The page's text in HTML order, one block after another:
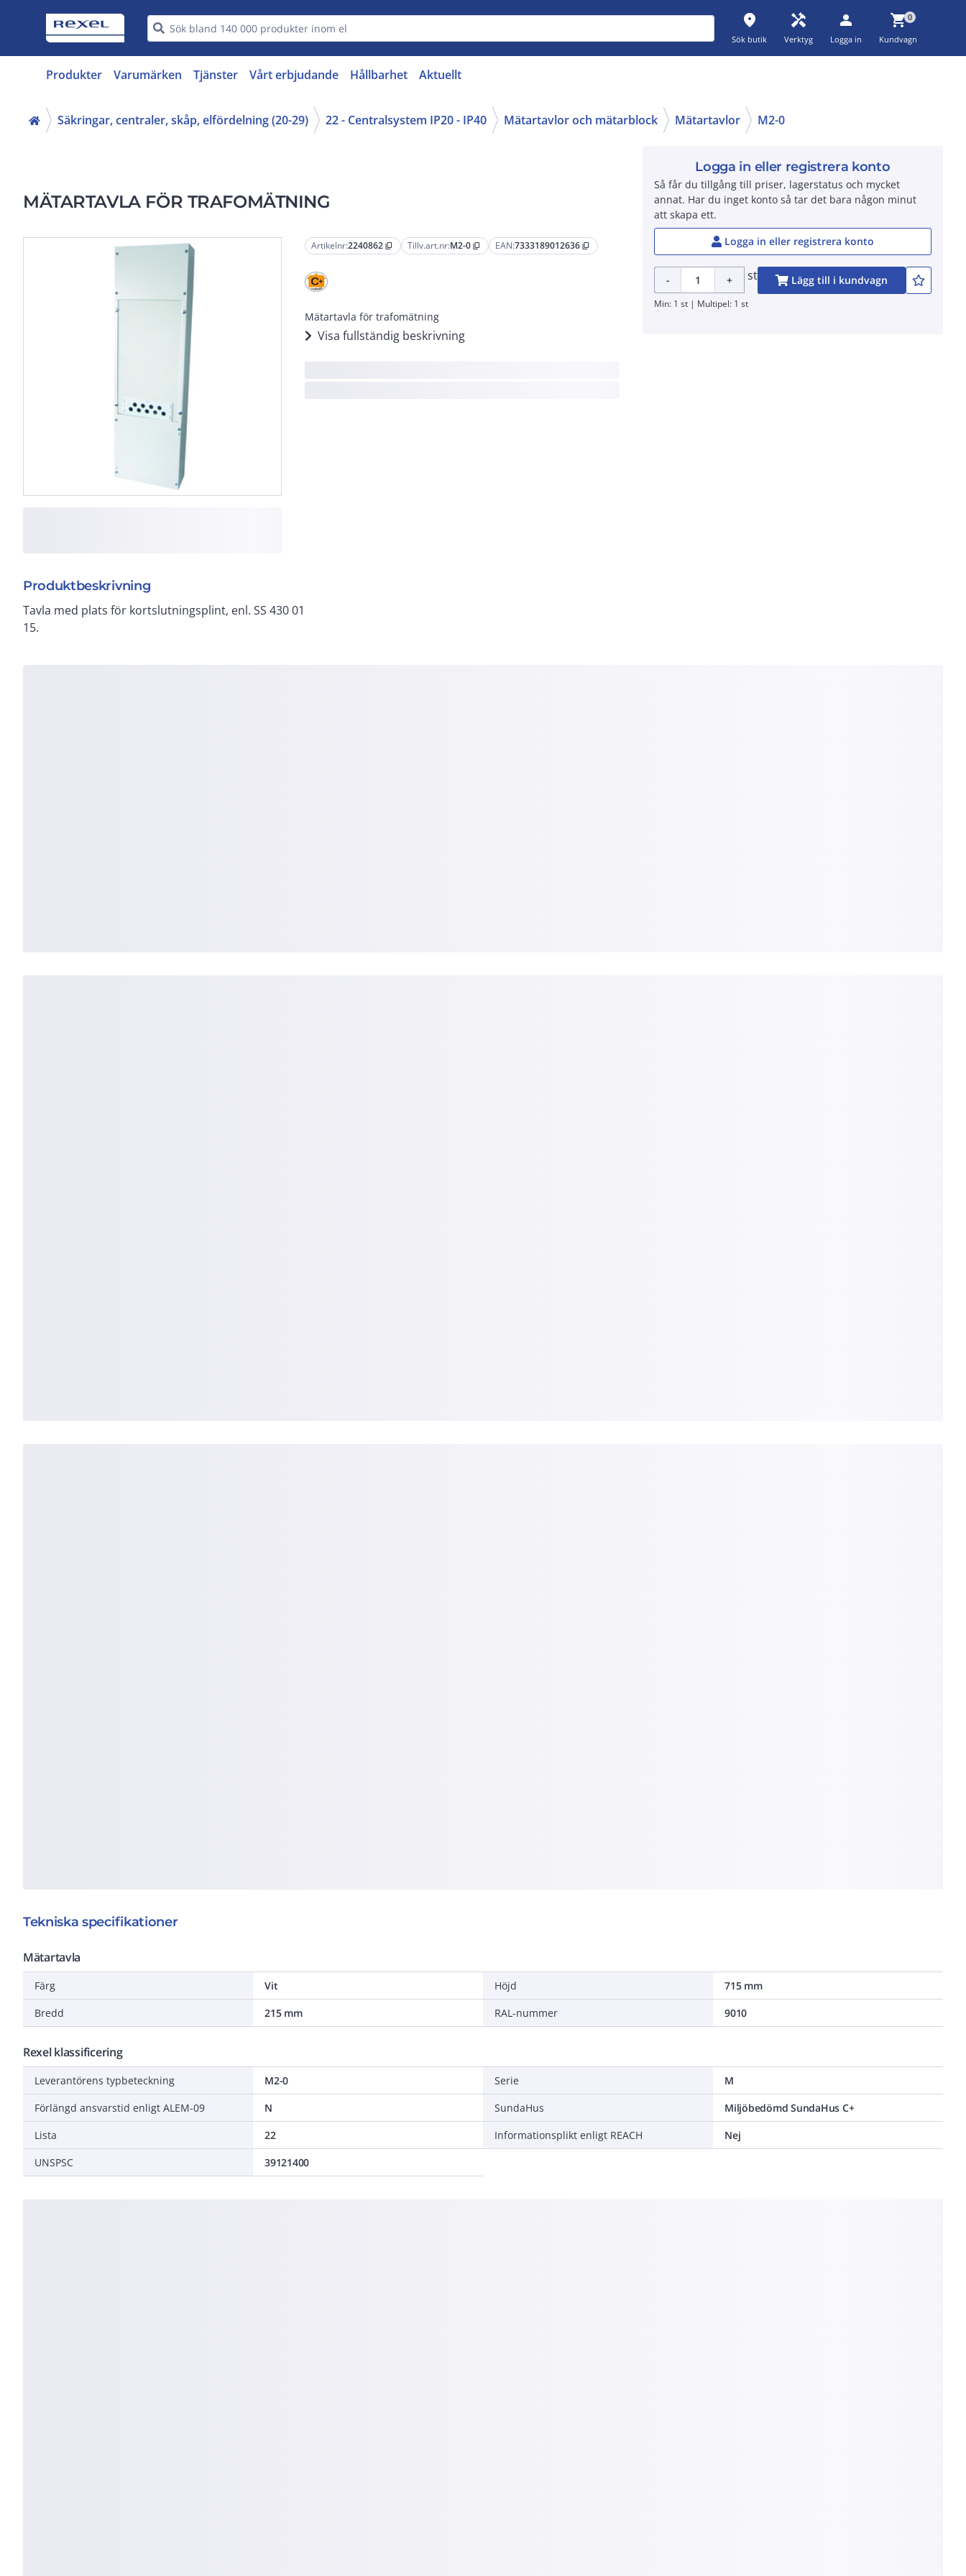
place
Sök butik
handyman
Verktyg
person
Logga in
shopping_cart0
Kundvagn
Produkter Varumärken Tjänster Vårt erbjudande Hållbarhet Aktuellt
Säkringar, centraler, skåp, elfördelning (20-29) 22 - Centralsystem IP20 - IP40 Mätartavlor och mätarblock Mätartavlor M2-0
MÄTARTAVLA FÖR TRAFOMÄTNING
Artikelnr:2240862 content_copy Tillv.art.nr:M2-0 content_copy EAN:7333189012636 content_copy
Mätartavla för trafomätning
Visa fullständig beskrivning
Produktbeskrivning
Tavla med plats för kortslutningsplint, enl. SS 430 01
15.
Logga in eller registrera konto
Så får du tillgång till priser, lagerstatus och mycket
annat. Har du inget konto så tar det bara någon minut
att skapa ett.
Logga in eller registrera konto
- + st Lägg till i kundvagn
Min: 1 st | Multipel: 1 st
Tekniska specifikationer
Mätartavla
Färg
Vit
Bredd
215 mm
Höjd
715 mm
RAL-nummer
9010
Rexel klassificering
Leverantörens typbeteckning
M2-0
Förlängd ansvarstid enligt ALEM-09
N
Lista
22
UNSPSC
39121400
Serie
M
SundaHus
Miljöbedömd SundaHus C+
Informationsplikt enligt REACH
Nej